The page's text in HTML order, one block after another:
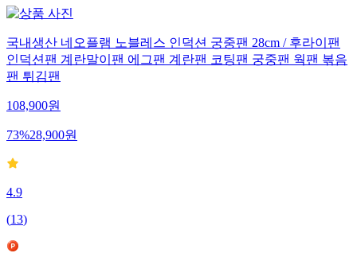
국내생산 네오플램 노블레스 인덕션 궁중팬 28cm / 후라이팬
인덕션팬 계란말이팬 에그팬 계란팬 코팅팬 궁중팬 웍팬 볶음
팬 튀김팬
108,900원
73%28,900원
4.9
(13)